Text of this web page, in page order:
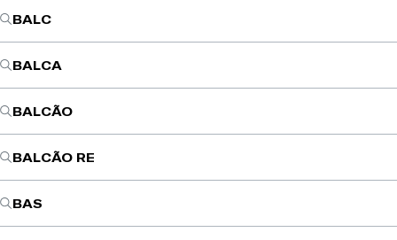
BALC
BALCA
BALCÃO
BALCÃO RE
BAS